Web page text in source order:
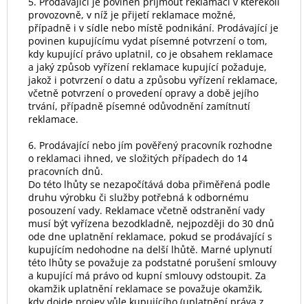
provozovně, v níž je přijetí reklamace možné,
případně i v sídle nebo místě podnikání. Prodávající je
povinen kupujícímu vydat písemné potvrzení o tom,
kdy kupující právo uplatnil, co je obsahem reklamace
a jaký způsob vyřízení reklamace kupující požaduje,
jakož i potvrzení o datu a způsobu vyřízení reklamace,
včetně potvrzení o provedení opravy a době jejího
trvání, případně písemné odůvodnění zamítnutí
reklamace.
6. Prodávající nebo jím pověřený pracovník rozhodne
o reklamaci ihned, ve složitých případech do 14
pracovních dnů.
Do této lhůty se nezapočítává doba přiměřená podle
druhu výrobku či služby potřebná k odbornému
posouzení vady. Reklamace včetně odstranění vady
musí být vyřízena bezodkladně, nejpozději do 30 dnů
ode dne uplatnění reklamace, pokud se prodávající s
kupujícím nedohodne na delší lhůtě. Marné uplynutí
této lhůty se považuje za podstatné porušení smlouvy
a kupující má právo od kupní smlouvy odstoupit. Za
okamžik uplatnění reklamace se považuje okamžik,